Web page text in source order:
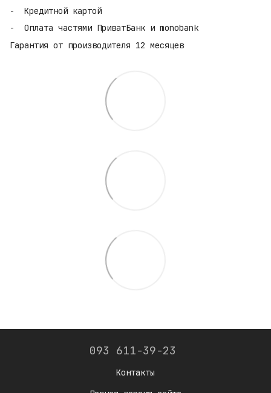
Кредитной картой
Оплата частями ПриватБанк и monobank
Гарантия от производителя 12 месяцев
093 611-39-23
Контакты